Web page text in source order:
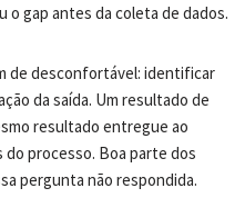
o gap antes da coleta de dados.
de desconfortável: identificar
da saída. Um resultado de
resultado entregue ao
processo. Boa parte dos
pergunta não respondida.